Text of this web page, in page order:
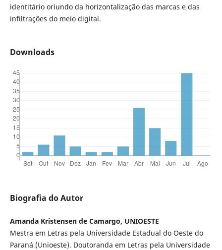
identitário oriundo da horizontalização das marcas e das
infiltrações do meio digital.
Downloads
Biografia do Autor
Amanda Kristensen de Camargo, UNIOESTE
Mestra em Letras pela Universidade Estadual do Oeste do
Paraná (Unioeste). Doutoranda em Letras pela Universidade